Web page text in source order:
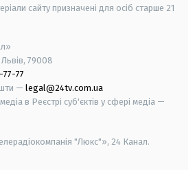
сайту призначені для осіб старше 21
79008
77
— legal@24tv.com.ua
в Реєстрі суб'єктів у сфері медіа —
"Люкс"», 24 Канал.